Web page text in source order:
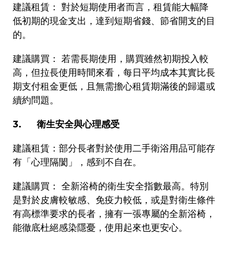
建議租賃： 對於短期使用者而言，租賃能大幅降
低初期的現金支出，達到短期省錢、節省開支的目
的。
建議購買： 若需長期使用，購買雖然初期投入較
高，但拉長使用時間來看，每日平均成本其實比長
期支付租金更低，且無需擔心租賃期滿後的歸還或
續約問題。
3. 衛生安全與心理感受
建議租賃：部分長者對於使用二手衛浴用品可能存
有「心理隔閡」，感到不自在。
建議購買： 全新浴椅的衛生安全指數最高。特別
是對於皮膚較敏感、免疫力較低，或是對衛生條件
有高標準要求的長者，擁有一張專屬的全新浴椅，
能徹底杜絕感染隱憂，使用起來也更安心。